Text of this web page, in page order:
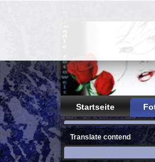
Startseite
Translate contend